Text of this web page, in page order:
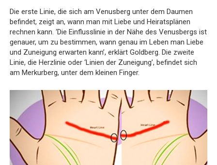
Die erste Linie, die sich am Venusberg unter dem Daumen
befindet, zeigt an, wann man mit Liebe und Heiratsplänen
rechnen kann. ‘Die Einflusslinie in der Nähe des Venusbergs ist
genauer, um zu bestimmen, wann genau im Leben man Liebe
und Zuneigung erwarten kann’, erklärt Goldberg. Die zweite
Linie, die Herzlinie oder ‘Linien der Zuneigung’, befindet sich
am Merkurberg, unter dem kleinen Finger.